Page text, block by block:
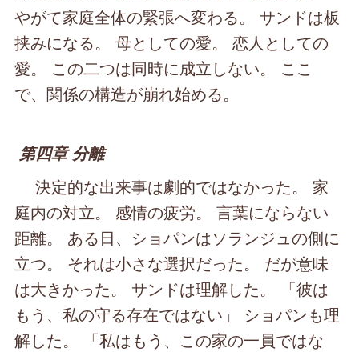
やがて家庭全体の緊張へ変わる。 サンドは板
挟みになる。 母としての愛。 恋人としての
愛。 この二つは同時に成立しない。 ここ
で、関係の構造が崩れ始める。
第四章 分離
決定的な出来事は劇的ではなかった。 家
庭内の対立。 感情の疲労。 言葉にならない
距離。 ある日、ショパンはソランジュの側に
立つ。 それは小さな選択だった。 だが意味
は大きかった。 サンドは理解した。 「彼は
もう、私の守る存在ではない」 ショパンも理
解した。 「私はもう、この家の一員ではな